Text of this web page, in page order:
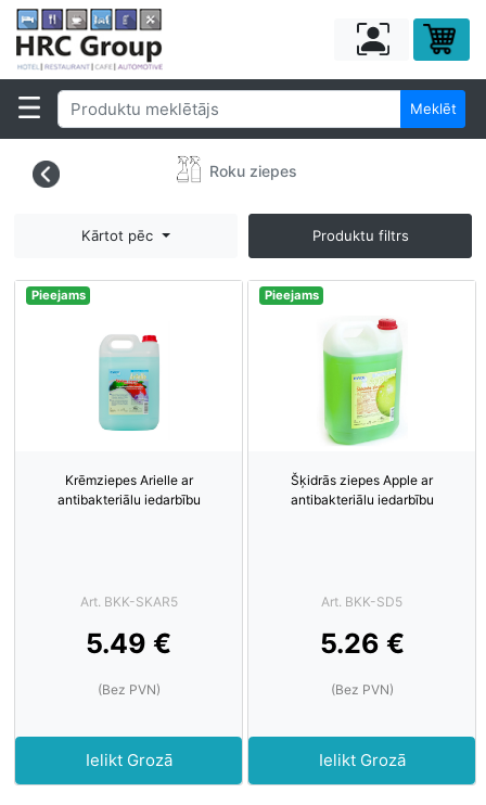
Meklēt
Roku ziepes
Kārtot pēc Produktu filtrs
Pieejams
Krēmziepes Arielle ar
antibakteriālu iedarbību
Art. BKK-SKAR5
5.49 €
(Bez PVN)
Ielikt Grozā
Pieejams
Šķidrās ziepes Apple ar
antibakteriālu iedarbību
Art. BKK-SD5
5.26 €
(Bez PVN)
Ielikt Grozā